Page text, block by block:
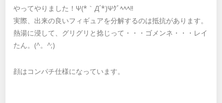
やってやりました！Ψ(*｀Д´*)Ψｸﾞﾍﾍﾍ!!
実際、出来の良いフィギュアを分解するのは抵抗があります。
熱湯に浸して、グリグリと捻じって・・・ゴメンネ・・・レイ
たん。(^。^;)
顔はコンパチ仕様になっています。